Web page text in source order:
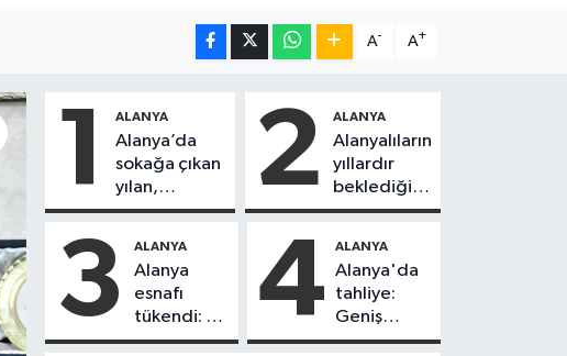
A- A+
1 ALANYA
Alanya’da
sokağa çıkan
yılan,
vatandaşı
2 ALANYA
Alanyalıların
yıllardır
beklediği
yol askıdan
3 ALANYA
Alanya
esnafı
tükendi: 1
ayda 150
4 ALANYA
Alanya'da
tahliye:
Geniş
güvenlik